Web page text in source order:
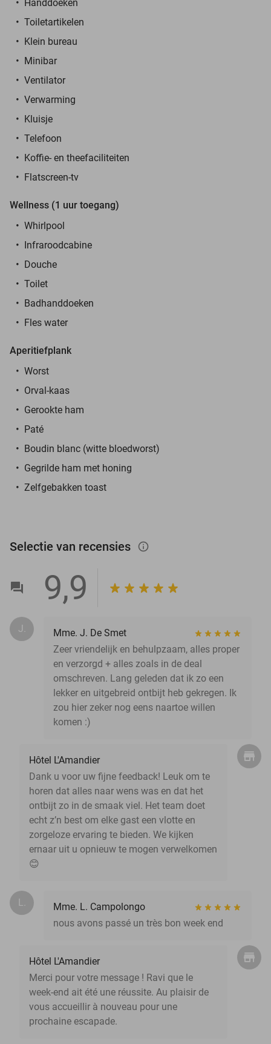
Handdoeken
Toiletartikelen
Klein bureau
Minibar
Ventilator
Verwarming
Kluisje
Telefoon
Koffie- en theefaciliteiten
Flatscreen-tv
Wellness (1 uur toegang)
Whirlpool
Infraroodcabine
Douche
Toilet
Badhanddoeken
Fles water
Aperitiefplank
Worst
Orval-kaas
Gerookte ham
Paté
Boudin blanc (witte bloedworst)
Gegrilde ham met honing
Zelfgebakken toast
Selectie van recensies info_outlined
9,9
J.
Mme. J. De Smet
Zeer vriendelijk en behulpzaam, alles proper
en verzorgd + alles zoals in de deal
omschreven. Lang geleden dat ik zo een
lekker en uitgebreid ontbijt heb gekregen. Ik
zou hier zeker nog eens naartoe willen
komen :)
Hôtel L'Amandier
Dank u voor uw fijne feedback! Leuk om te
horen dat alles naar wens was en dat het
ontbijt zo in de smaak viel. Het team doet
echt z’n best om elke gast een vlotte en
zorgeloze ervaring te bieden. We kijken
ernaar uit u opnieuw te mogen verwelkomen
😊
L.
Mme. L. Campolongo
nous avons passé un très bon week end
Hôtel L'Amandier
Merci pour votre message ! Ravi que le
week-end ait été une réussite. Au plaisir de
vous accueillir à nouveau pour une
prochaine escapade.